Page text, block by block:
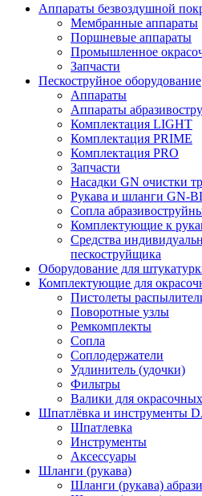
Аппараты безвоздушной
Мембранные аппараты
Поршневые аппараты
Промышленное
Запчасти
Пескоструйное оборудование
Аппараты
Аппараты
Комплектация LIGHT
Комплектация PRIME
Комплектация PRO
Запчасти
Насадки GN очистки
Рукава и шланги GN-
Сопла
Комплектующие к
Средства
пескоструйщика
Оборудование для
Комплектующие для
Пистолеты
Поворотные узлы
Ремкомплекты
Сопла
Соплодержатели
Удлинитель (удочки)
Фильтры
Валики для
Шпатлёвка и инструменты
Шпатлевка
Инструменты
Аксессуары
Шланги (рукава)
Шланги (рукава)